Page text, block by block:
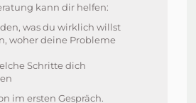
kann dir helfen:
was du wirklich willst
woher deine Probleme
Schritte dich
im ersten Gespräch.